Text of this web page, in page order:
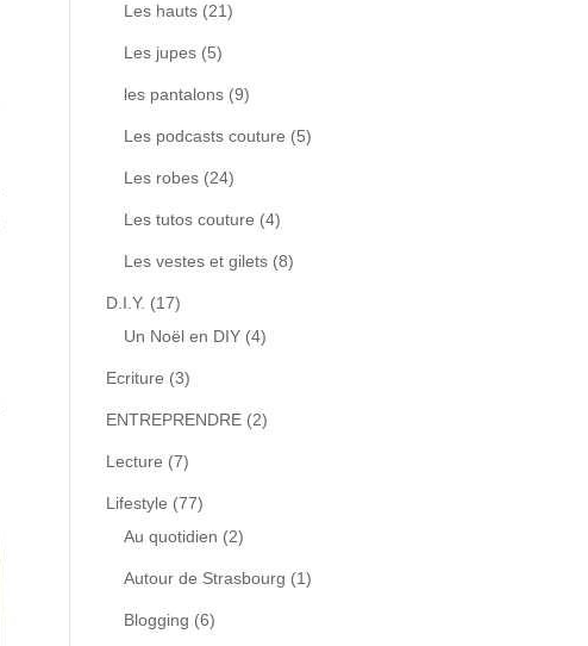
Les hauts(21)
Les jupes(5)
les pantalons(9)
Les podcasts couture (5)
Les robes(24)
Les tutos couture (4)
Les vestes et gilets(8)
D.I.Y. (17)
Un Noël en DIY(4)
Ecriture (3)
ENTREPRENDRE(2)
Lecture (7)
Lifestyle (77)
Au quotidien (2)
Autour de Strasbourg (1)
Blogging (6)